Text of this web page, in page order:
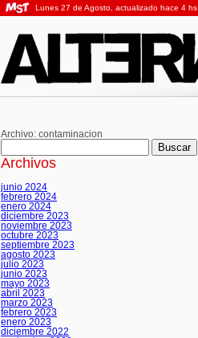
Lunes 27 de Agosto, actualizado hace 4 hs.
Archivo: contaminacion
Buscar:
Archivos
junio 2024
febrero 2024
enero 2024
diciembre 2023
noviembre 2023
octubre 2023
septiembre 2023
agosto 2023
julio 2023
junio 2023
mayo 2023
abril 2023
marzo 2023
febrero 2023
enero 2023
diciembre 2022